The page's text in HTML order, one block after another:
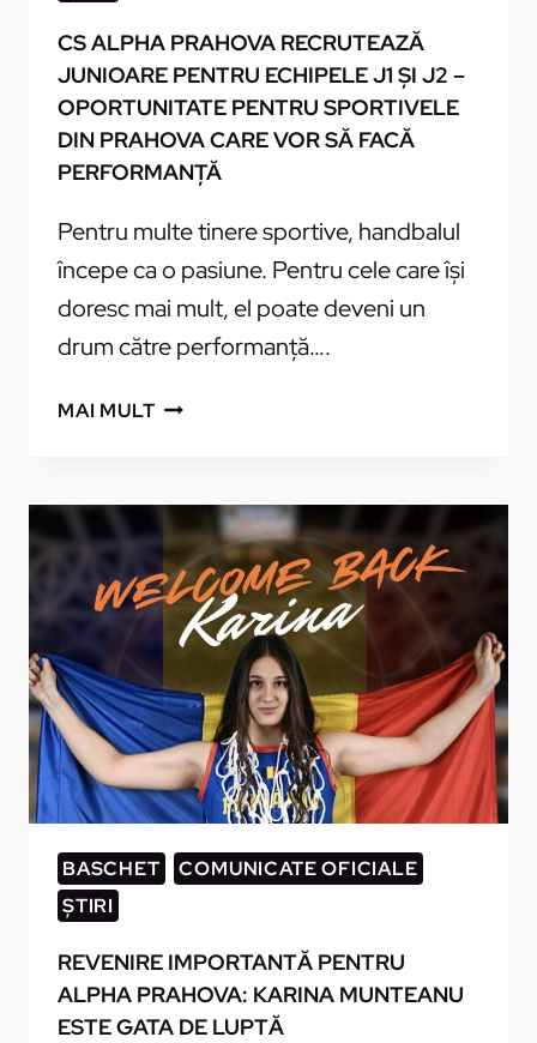
CS ALPHA PRAHOVA RECRUTEAZĂ
JUNIOARE PENTRU ECHIPELE J1 ȘI J2 –
OPORTUNITATE PENTRU SPORTIVELE
DIN PRAHOVA CARE VOR SĂ FACĂ
PERFORMANȚĂ
Pentru multe tinere sportive, handbalul
începe ca o pasiune. Pentru cele care își
doresc mai mult, el poate deveni un
drum către performanță….
MAI MULTCS
JUNIOARE
PENTRU
ECHIPELE
J1
J2
–
OPORTUNITATE
PENTRU
SPORTIVELE
DIN
PRAHOVA
CARE
FACĂ
PERFORMANȚĂ
BASCHET
COMUNICATE OFICIALE
ȘTIRI
REVENIRE IMPORTANTĂ PENTRU
ALPHA PRAHOVA: KARINA MUNTEANU
ESTE GATA DE LUPTĂ